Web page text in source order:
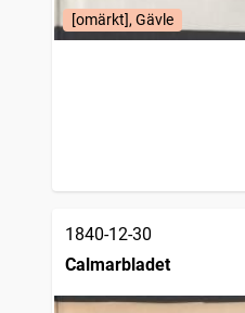
[omärkt], Gävle
1840-12-30
Calmarbladet